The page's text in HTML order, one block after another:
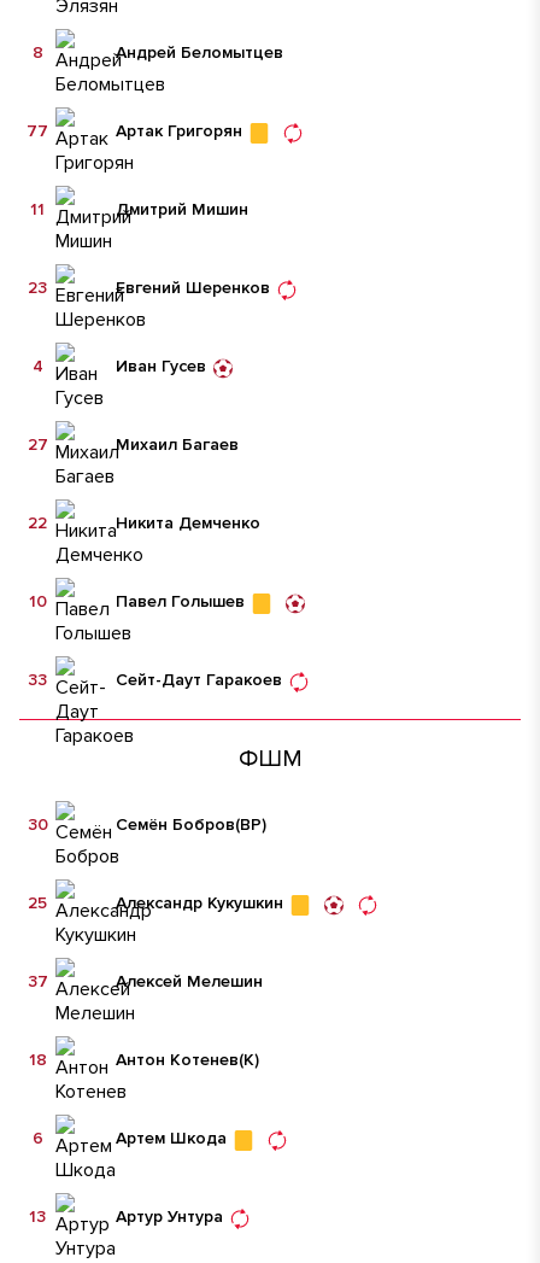
Андрей Беломытцев
8
Артак Григорян
77
Дмитрий Мишин
11
Евгений Шеренков
23
Иван Гусев
4
Михаил Багаев
27
Никита Демченко
22
Павел Голышев
10
Сейт-Даут Гаракоев
33
ФШМ
Семён Бобров(ВР)
30
Александр Кукушкин
25
Алексей Мелешин
37
Антон Котенев(К)
18
Артем Шкода
6
Артур Унтура
13